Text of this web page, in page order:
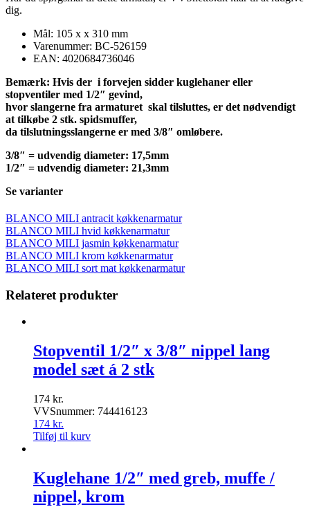
dig.
Mål: 105 x x 310 mm
Varenummer: BC-526159
EAN: 4020684736046
Bemærk: Hvis der i forvejen sidder kuglehaner eller
stopventiler med 1/2″ gevind,
hvor slangerne fra armaturet skal tilsluttes, er det nødvendigt
at tilkøbe 2 stk. spidsmuffer,
da tilslutningsslangerne er med 3/8″ omløbere.
3/8″ = udvendig diameter: 17,5mm
1/2″ = udvendig diameter: 21,3mm
Se varianter
BLANCO MILI antracit køkkenarmatur
BLANCO MILI hvid køkkenarmatur
BLANCO MILI jasmin køkkenarmatur
BLANCO MILI krom køkkenarmatur
BLANCO MILI sort mat køkkenarmatur
Relateret produkter
Stopventil 1/2″ x 3/8″ nippel lang
model sæt á 2 stk
174 kr.
VVSnummer: 744416123
174 kr.
Tilføj til kurv
Kuglehane 1/2″ med greb, muffe /
nippel, krom